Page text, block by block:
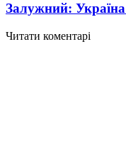
Залужний:
Читати коментарі